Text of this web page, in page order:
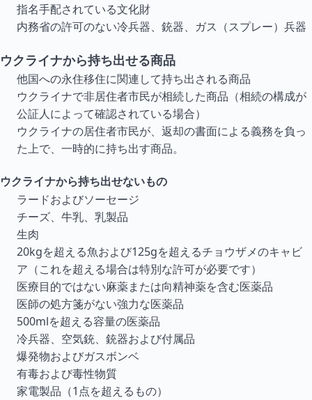
指名手配されている文化財
内務省の許可のない冷兵器、銃器、ガス（スプレー）兵器
ウクライナから持ち出せる商品
他国への永住移住に関連して持ち出される商品
ウクライナで非居住者市民が相続した商品（相続の構成が
公証人によって確認されている場合）
ウクライナの居住者市民が、返却の書面による義務を負っ
た上で、一時的に持ち出す商品。
ウクライナから持ち出せないもの
ラードおよびソーセージ
チーズ、牛乳、乳製品
生肉
20kgを超える魚および125gを超えるチョウザメのキャビ
ア（これを超える場合は特別な許可が必要です）
医療目的ではない麻薬または向精神薬を含む医薬品
医師の処方箋がない強力な医薬品
500mlを超える容量の医薬品
冷兵器、空気銃、銃器および付属品
爆発物およびガスボンベ
有毒および毒性物質
家電製品（1点を超えるもの）